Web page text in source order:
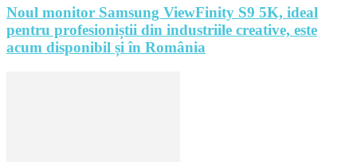
Noul monitor Samsung ViewFinity S9 5K, ideal
pentru profesioniștii din industriile creative, este
acum disponibil și în România